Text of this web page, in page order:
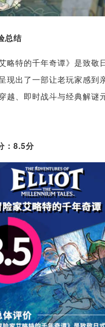
总结
艾略特的千年奇谭》是致
现出了一部让老玩家感
越、即时战斗与经典解谜
：8.5分